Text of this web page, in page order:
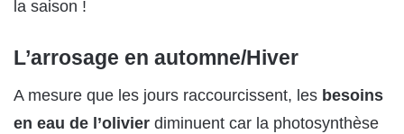
la saison !
L’arrosage en automne/Hiver
A mesure que les jours raccourcissent, les besoins
en eau de l’olivier diminuent car la photosynthèse